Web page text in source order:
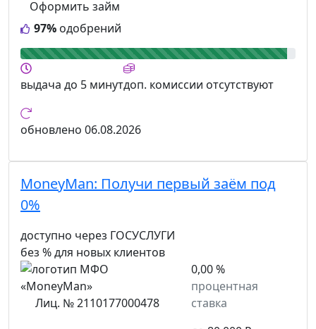
97% одобрений
Оформить займ
выдача до 5 минутдоп. комиссии отсутствуют
обновлено 06.08.2026
MoneyMan: Получи первый заём под
0%
доступно через ГОСУСЛУГИ
без % для новых клиентов
Лиц. № 2110177000478
0,00 %
процентная
ставка